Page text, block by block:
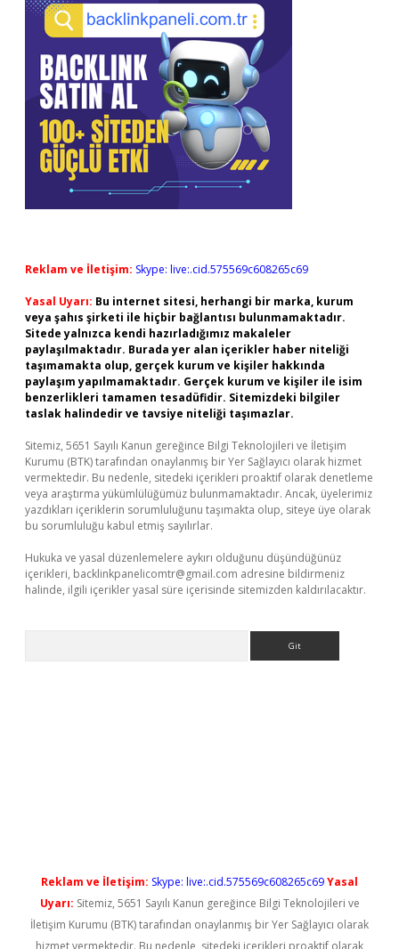
Reklam ve İletişim: Skype: live:.cid.575569c608265c69
Yasal Uyarı: Bu internet sitesi, herhangi bir marka, kurum
veya şahıs şirketi ile hiçbir bağlantısı bulunmamaktadır.
Sitede yalnızca kendi hazırladığımız makaleler
paylaşılmaktadır. Burada yer alan içerikler haber niteliği
taşımamakta olup, gerçek kurum ve kişiler hakkında
paylaşım yapılmamaktadır. Gerçek kurum ve kişiler ile isim
benzerlikleri tamamen tesadüfidir. Sitemizdeki bilgiler
taslak halindedir ve tavsiye niteliği taşımazlar.
Sitemiz, 5651 Sayılı Kanun gereğince Bilgi Teknolojileri ve İletişim
Kurumu (BTK) tarafından onaylanmış bir Yer Sağlayıcı olarak hizmet
vermektedir. Bu nedenle, sitedeki içerikleri proaktif olarak denetleme
veya araştırma yükümlülüğümüz bulunmamaktadır. Ancak, üyelerimiz
yazdıkları içeriklerin sorumluluğunu taşımakta olup, siteye üye olarak
bu sorumluluğu kabul etmiş sayılırlar.
Hukuka ve yasal düzenlemelere aykırı olduğunu düşündüğünüz
içerikleri, backlinkpanelicomtr@gmail.com adresine bildirmeniz
halinde, ilgili içerikler yasal süre içerisinde sitemizden kaldırılacaktır.
Reklam ve İletişim: Skype: live:.cid.575569c608265c69Yasal
Uyarı: Sitemiz, 5651 Sayılı Kanun gereğince Bilgi Teknolojileri ve
İletişim Kurumu (BTK) tarafından onaylanmış bir Yer Sağlayıcı olarak
hizmet vermektedir. Bu nedenle, sitedeki içerikleri proaktif olarak